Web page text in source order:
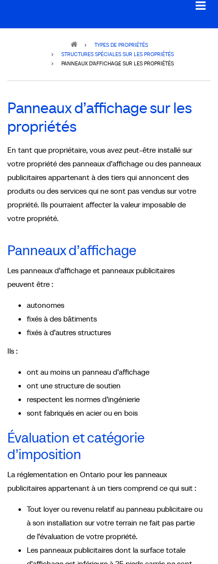
TYPES DE PROPRIÉTÉS
STRUCTURES SPÉCIALES SUR LES PROPRIÉTÉS
PANNEAUX D’AFFICHAGE SUR LES PROPRIÉTÉS
Panneaux d’affichage sur les
propriétés
En tant que propriétaire, vous avez peut-être installé sur
votre propriété des panneaux d’affichage ou des panneaux
publicitaires appartenant à des tiers qui annoncent des
produits ou des services qui ne sont pas vendus sur votre
propriété. Ils pourraient affecter la valeur imposable de
votre propriété.
Panneaux d’affichage
Les panneaux d’affichage et panneaux publicitaires
peuvent être :
autonomes
fixés à des bâtiments
fixés à d’autres structures
Ils :
ont au moins un panneau d’affichage
ont une structure de soutien
respectent les normes d’ingénierie
sont fabriqués en acier ou en bois
Évaluation et catégorie
d’imposition
La réglementation en Ontario pour les panneaux
publicitaires appartenant à un tiers comprend ce qui suit :
Tout loyer ou revenu relatif au panneau publicitaire ou
à son installation sur votre terrain ne fait pas partie
de l’évaluation de votre propriété.
Les panneaux publicitaires dont la surface totale